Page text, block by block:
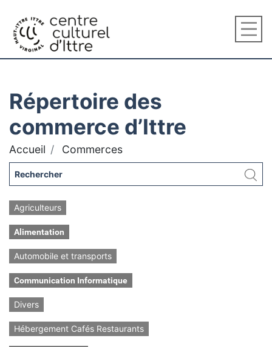
Répertoire des
commerce d’Ittre
Accueil Commerces
Agriculteurs
Alimentation
Automobile et transports
Communication Informatique
Divers
Hébergement Cafés Restaurants